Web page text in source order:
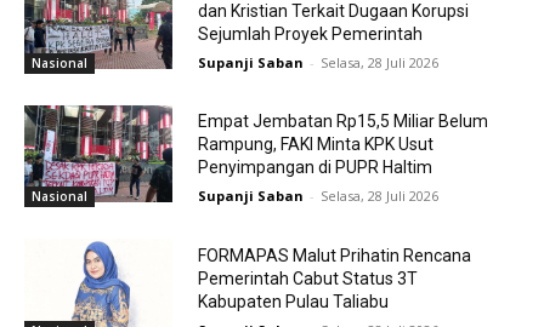
Nasional
dan Kristian Terkait Dugaan Korupsi
Sejumlah Proyek Pemerintah
Supanji Saban - Selasa, 28 Juli 2026
Nasional
Empat Jembatan Rp15,5 Miliar Belum
Rampung, FAKI Minta KPK Usut
Penyimpangan di PUPR Haltim
Supanji Saban - Selasa, 28 Juli 2026
FORMAPAS Malut Prihatin Rencana
Pemerintah Cabut Status 3T
Kabupaten Pulau Taliabu